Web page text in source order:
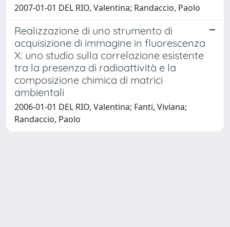
2007-01-01 DEL RIO, Valentina; Randaccio, Paolo
Realizzazione di uno strumento di
acquisizione di immagine in fluorescenza
X: uno studio sulla correlazione esistente
tra la presenza di radioattività e la
composizione chimica di matrici
ambientali
2006-01-01 DEL RIO, Valentina; Fanti, Viviana;
Randaccio, Paolo